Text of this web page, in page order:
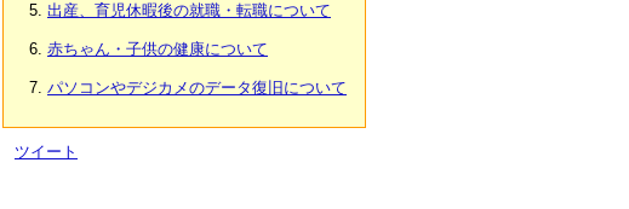
出産、育児休暇後の就職・転職について
赤ちゃん・子供の健康について
パソコンやデジカメのデータ復旧について
ツイート